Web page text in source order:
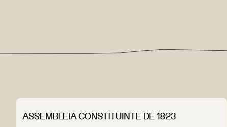
ASSEMBLEIA CONSTITUINTE DE 1823